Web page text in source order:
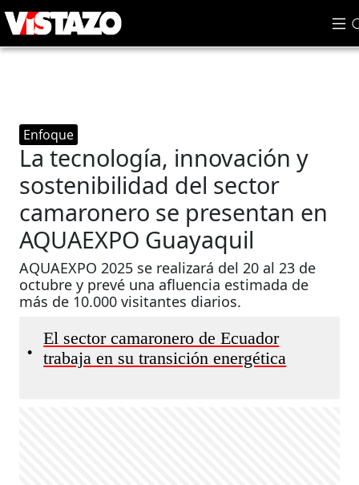
Enfoque
La tecnología, innovación y
sostenibilidad del sector
camaronero se presentan en
AQUAEXPO Guayaquil
AQUAEXPO 2025 se realizará del 20 al 23 de
octubre y prevé una afluencia estimada de
más de 10.000 visitantes diarios.
•
El sector camaronero de Ecuador
trabaja en su transición energética